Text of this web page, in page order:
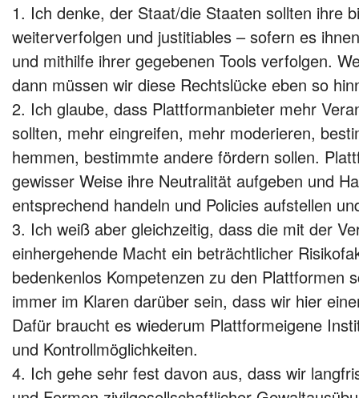
1. Ich denke, der Staat/die Staaten sollten ihre
weiterverfolgen und justitiables – sofern es
und mithilfe ihrer gegebenen Tools verfolgen.
dann müssen wir diese Rechtslücke eben so
2. Ich glaube, dass Plattformanbieter mehr
sollten, mehr eingreifen, mehr moderieren,
hemmen, bestimmte andere fördern sollen.
gewisser Weise ihre Neutralität aufgeben und
entsprechend handeln und Policies aufstellen
3. Ich weiß aber gleichzeitig, dass die mit der
einhergehende Macht ein beträchtlicher
bedenkenlos Kompetenzen zu den Plattformen
immer im Klaren darüber sein, dass wir hier
Dafür braucht es wiederum Plattformeigene
und Kontrollmöglichkeiten.
4. Ich gehe sehr fest davon aus, dass wir